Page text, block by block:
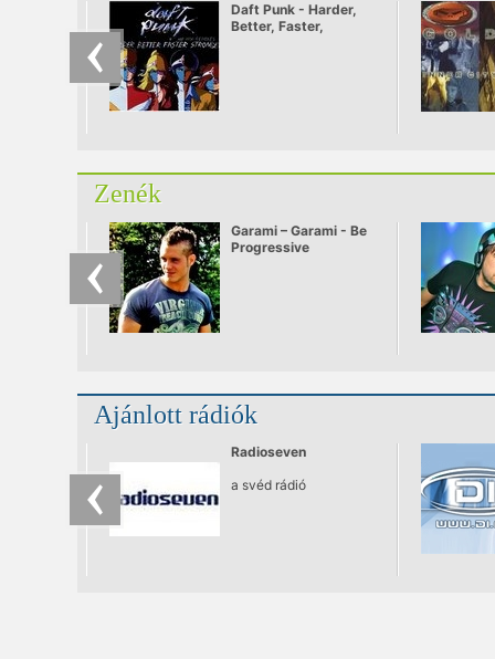
Daft Punk - Harder,
Better, Faster,
Zenék
Garami – Garami - Be
Progressive
Ajánlott rádiók
Radioseven
a svéd rádió